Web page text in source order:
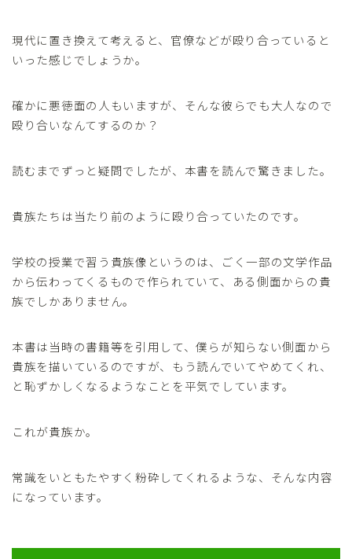
現代に置き換えて考えると、官僚などが殴り合っていると
いった感じでしょうか。
確かに悪徳面の人もいますが、そんな彼らでも大人なので
殴り合いなんてするのか？
読むまでずっと疑問でしたが、本書を読んで驚きました。
貴族たちは当たり前のように殴り合っていたのです。
学校の授業で習う貴族像というのは、ごく一部の文学作品
から伝わってくるもので作られていて、ある側面からの貴
族でしかありません。
本書は当時の書籍等を引用して、僕らが知らない側面から
貴族を描いているのですが、もう読んでいてやめてくれ、
と恥ずかしくなるようなことを平気でしています。
これが貴族か。
常識をいともたやすく粉砕してくれるような、そんな内容
になっています。